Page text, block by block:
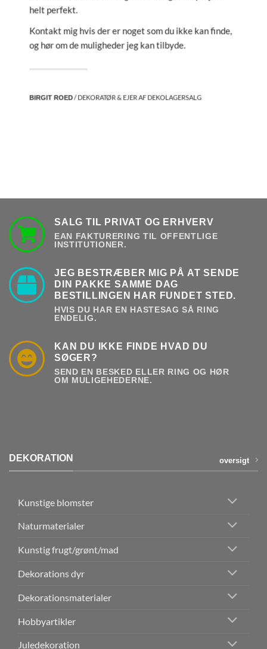
helt perfekt.
Kontakt mig hvis der er noget som du ikke kan finde,
og hør om de muligheder jeg kan tilbyde.
BIRGIT ROED/ DEKORATØR & EJER AF DEKOLAGERSALG
SALG TIL PRIVAT OG ERHVERV
EAN FAKTURERING TIL OFFENTLIGE
INSTITUTIONER.
JEG BESTRÆBER MIG PÅ AT SENDE
DIN PAKKE SAMME DAG
BESTILLINGEN HAR FUNDET STED.
HVIS DU HAR EN HASTESAG SÅ RING
ENDELIG.
KAN DU IKKE FINDE HVAD DU
SØGER?
SEND EN BESKED ELLER RING OG HØR
OM MULIGEHEDERNE.
DEKORATION oversigt
Kunstige blomster
Naturmaterialer
Kunstig frugt/grønt/mad
Dekorations dyr
Dekorationsmaterialer
Hobbyartikler
Juledekoration